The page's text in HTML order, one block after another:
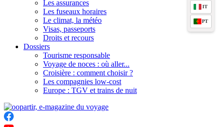
Les assurances
Les fuseaux horaires
Le climat, la météo
Visas, passeports
Droits et recours
Dossiers
Tourisme responsable
Voyage de noces : où aller...
Croisière : comment choisir ?
Les compagnies low-cost
Europe : TGV et trains de nuit
IT
PT